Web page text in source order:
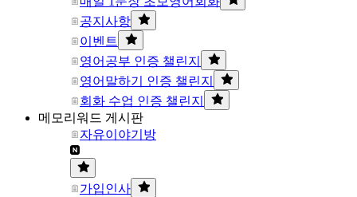
공지사항
이벤트
영어공부 인증 챌린지
영어말하기 인증 챌린지
회화 수업 인증 챌린지
메모리워드 게시판
자유이야기방
가입인사